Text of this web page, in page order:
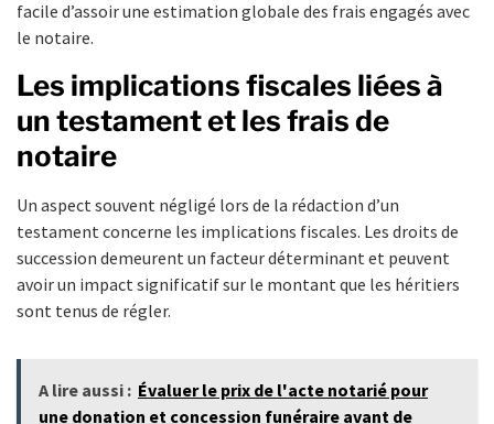
facile d’assoir une estimation globale des frais engagés avec
le notaire.
Les implications fiscales liées à
un testament et les frais de
notaire
Un aspect souvent négligé lors de la rédaction d’un
testament concerne les implications fiscales. Les droits de
succession demeurent un facteur déterminant et peuvent
avoir un impact significatif sur le montant que les héritiers
sont tenus de régler.
A lire aussi : Évaluer le prix de l'acte notarié pour
une donation et concession funéraire avant de